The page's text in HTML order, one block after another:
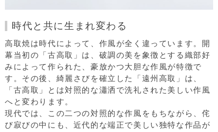
時代と共に生まれ変わる
高取焼は時代によって、作風が全く違っています。開
幕当初の「古高取」は、破調の美を象徴とする織部好
みによって作られた、豪放かつ大胆な作風が特徴で
す。その後、綺麗さびを確立した「遠州高取」は、
「古高取」とは対照的な瀟洒で洗礼された美しい作風
へと変わります。
現代では、この二つの対照的な作風をもちながら、侘
び寂びの中にも、近代的な端正で美しい独特な作品が